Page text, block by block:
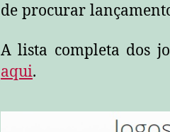
de procurar
A lista completa dos
aqui.